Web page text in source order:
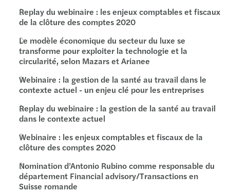
Replay du webinaire : les enjeux comptables et fiscaux
de la clôture des comptes 2020
Le modèle économique du secteur du luxe se
transforme pour exploiter la technologie et la
circularité, selon Mazars et Arianee
Webinaire : la gestion de la santé au travail dans le
contexte actuel - un enjeu clé pour les entreprises
Replay du webinaire : la gestion de la santé au travail
dans le contexte actuel
Webinaire : les enjeux comptables et fiscaux de la
clôture des comptes 2020
Nomination d’Antonio Rubino comme responsable du
département Financial advisory/Transactions en
Suisse romande